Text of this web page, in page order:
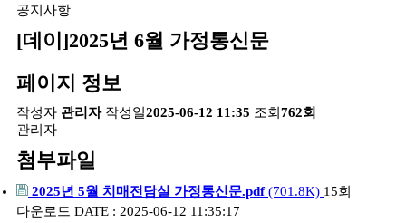
공지사항
[데이]2025년 6월 가정통신문
페이지 정보
작성자 관리자 작성일2025-06-12 11:35 조회 762회
관리자
첨부파일
2025년 5월 치매전담실 가정통신문.pdf(701.8K) 15회
다운로드 DATE : 2025-06-12 11:35:17